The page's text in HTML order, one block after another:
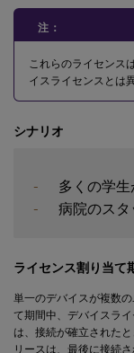
注：
これらのライセンス
イスライセンスとは
シナリオ
-
-
ライセンス割り当て
単一のデバイスが複数
て期間中、デバイスラ
は、接続が確立された
リースは、最後に接続